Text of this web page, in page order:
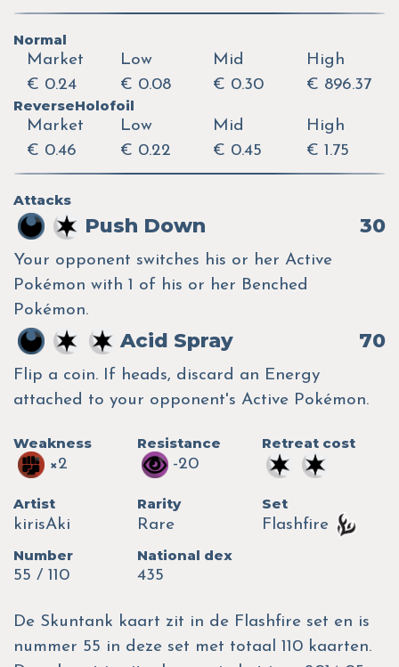
Normal
Market
€ 0.24
Low
€ 0.08
Mid
€ 0.30
High
€ 896.37
ReverseHolofoil
Market
€ 0.46
Low
€ 0.22
Mid
€ 0.45
High
€ 1.75
Attacks
Push Down 30
Your opponent switches his or her Active
Pokémon with 1 of his or her Benched
Pokémon.
Acid Spray 70
Flip a coin. If heads, discard an Energy
attached to your opponent's Active Pokémon.
Weakness
×2
Resistance
-20
Retreat cost
Artist
kirisAki
Rarity
Rare
Set
Flashfire
Number
55 / 110
National dex
435
De Skuntank kaart zit in de Flashfire set en is
nummer 55 in deze set met totaal 110 kaarten.